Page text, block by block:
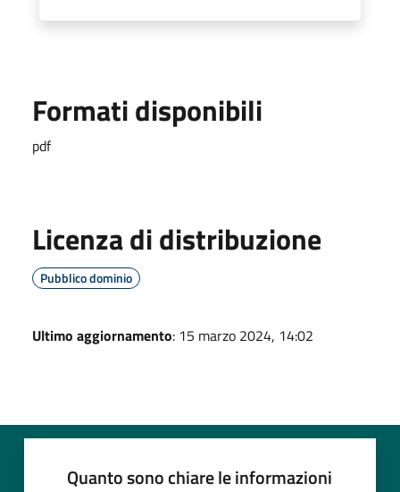
Formati disponibili
pdf
Licenza di distribuzione
Pubblico dominio
Ultimo aggiornamento: 15 marzo 2024, 14:02
Quanto sono chiare le informazioni